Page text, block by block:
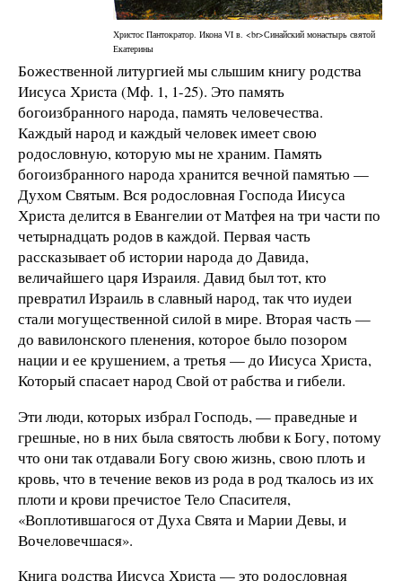
Христос Пантократор. Икона VI в. <br>Синайский монастырь святой
Екатерины
Божественной литургией мы слышим книгу родства
Иисуса Христа (Мф. 1, 1-25). Это память
богоизбранного народа, память человечества.
Каждый народ и каждый человек имеет свою
родословную, которую мы не храним. Память
богоизбранного народа хранится вечной памятью —
Духом Святым. Вся родословная Господа Иисуса
Христа делится в Евангелии от Матфея на три части по
четырнадцать родов в каждой. Первая часть
рассказывает об истории народа до Давида,
величайшего царя Израиля. Давид был тот, кто
превратил Израиль в славный народ, так что иудеи
стали могущественной силой в мире. Вторая часть —
до вавилонского пленения, которое было позором
нации и ее крушением, а третья — до Иисуса Христа,
Который спасает народ Свой от рабства и гибели.
Эти люди, которых избрал Господь, — праведные и
грешные, но в них была святость любви к Богу, потому
что они так отдавали Богу свою жизнь, свою плоть и
кровь, что в течение веков из рода в род ткалось из их
плоти и крови пречистое Тело Спасителя,
«Воплотившагося от Духа Свята и Марии Девы, и
Вочеловечшася».
Книга родства Иисуса Христа — это родословная